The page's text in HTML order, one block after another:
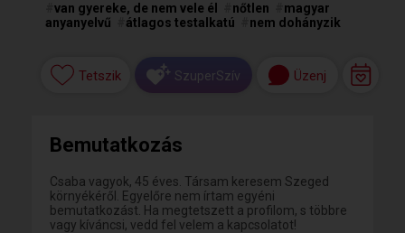
van gyereke, de nem vele él nőtlen
magyar
anyanyelvű
átlagos testalkatú nem dohányzik
Tetszik SzuperSzív Üzenj
Bemutatkozás
Csaba vagyok, 45 éves. Társam keresem Szeged
környékéről. Egyelőre nem írtam egyéni
bemutatkozást. Ha megtetszett a profilom, s többre
vagy kíváncsi, vedd fel velem a kapcsolatot!